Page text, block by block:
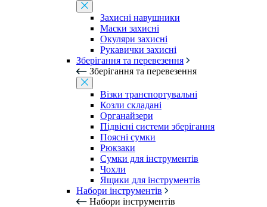
Захисні навушники
Маски захисні
Окуляри захисні
Рукавички захисні
Зберігання та перевезення
Зберігання та перевезення
Візки транспортувальні
Козли складані
Органайзери
Підвісні системи зберігання
Поясні сумки
Рюкзаки
Сумки для інструментів
Чохли
Ящики для інструментів
Набори інструментів
Набори інструментів